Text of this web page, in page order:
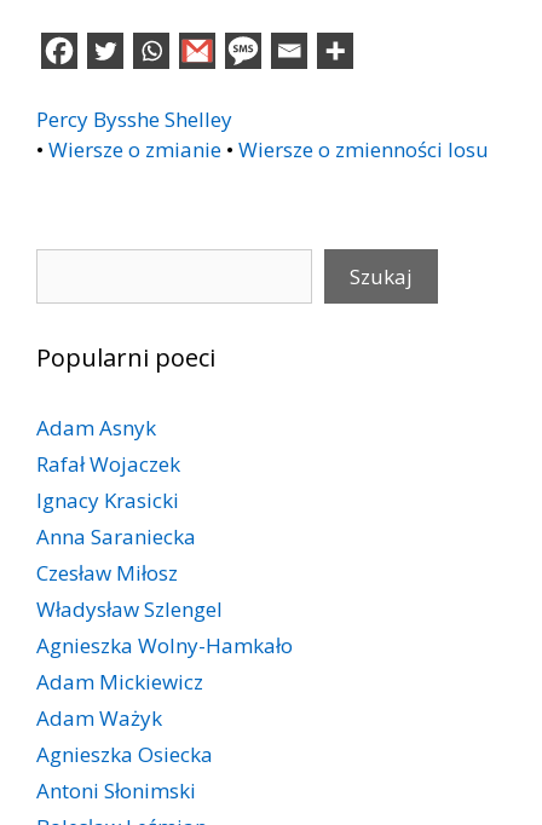
Percy Bysshe Shelley
• Wiersze o zmianie • Wiersze o zmienności losu
Szukaj
Popularni poeci
Adam Asnyk
Rafał Wojaczek
Ignacy Krasicki
Anna Saraniecka
Czesław Miłosz
Władysław Szlengel
Agnieszka Wolny-Hamkało
Adam Mickiewicz
Adam Ważyk
Agnieszka Osiecka
Antoni Słonimski